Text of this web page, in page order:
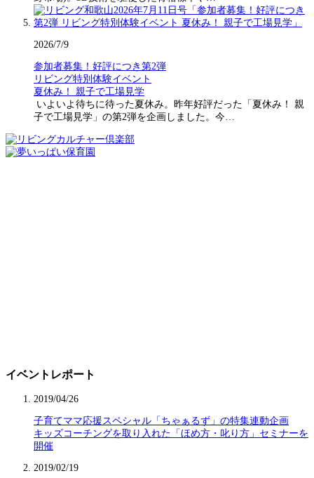
2026/7/9
参加者募集！好評につき第2弾
リビング特別体験イベント
夏休み！ 親子で工場見学
いよいよ待ちに待った夏休み。昨年好評だった「夏休み！ 親
子で工場見学」の第2弾を企画しました。今…
イベントレポート
2019/04/26
子育てママ応援スペシャル「ちゃぁるず」の特集連動企画
キッズコーチングを取り入れた「ほめ方・叱り方」セミナーを
開催
2019/02/19